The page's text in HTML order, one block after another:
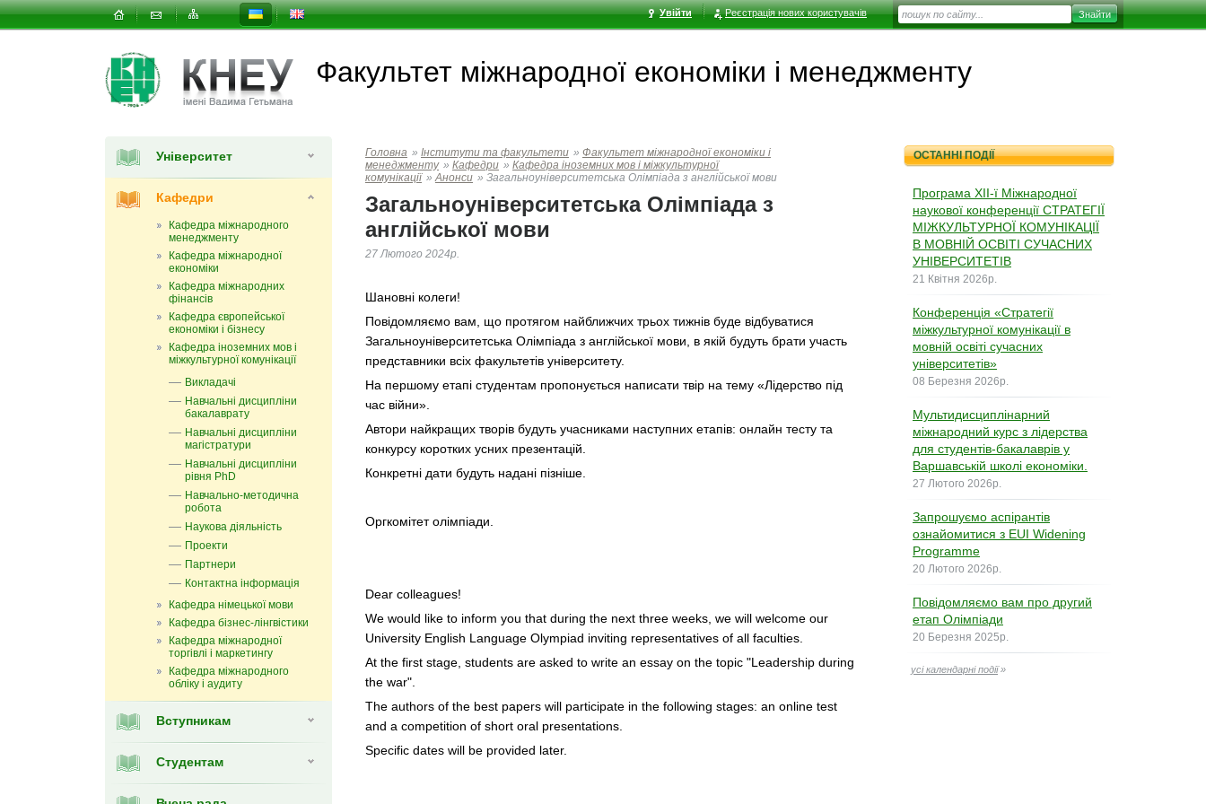
Увійти Реєстрація нових користувачів
Факультет мiжнародної економiки i менеджменту
Університет
Кафедри
Кафедра міжнародного
менеджменту
Кафедра міжнародної
економіки
Кафедра міжнародних
фінансів
Кафедра європейської
економіки і бізнесу
Кафедра іноземних мов і
міжкультурної комунікації
Викладачі
Навчальні дисципліни
бакалаврату
Навчальні дисципліни
магістратури
Навчальні дисципліни
рівня PhD
Навчально-методична
робота
Наукова діяльність
Проекти
Партнери
Контактна інформація
Кафедра німецької мови
Кафедра бізнес-лінгвістики
Кафедра міжнародної
торгівлі і маркетингу
Кафедра мiжнародного
обліку і аудиту
Вступникам
Студентам
Головна » Інститути та факультети » Факультет мiжнародної економiки i
менеджменту » Кафедри » Кафедра іноземних мов і міжкультурної
комунікації » Анонси » Загальноуніверситетська Олімпіада з англійської мови
Загальноуніверситетська Олімпіада з
англійської мови
27 Лютого 2024р.
Шановні колеги!
Повідомляємо вам, що протягом найближчих трьох тижнів буде відбуватися
Загальноуніверситетська Олімпіада з англійської мови, в якій будуть брати участь
представники всіх факультетів університету.
На першому етапі студентам пропонується написати твір на тему «Лідерство під
час війни».
Автори найкращих творів будуть учасниками наступних етапів: онлайн тесту та
конкурсу коротких усних презентацій.
Конкретні дати будуть надані пізніше.
Оргкомітет олімпіади.
Dear colleagues!
We would like to inform you that during the next three weeks, we will welcome our
University English Language Olympiad inviting representatives of all faculties.
At the first stage, students are asked to write an essay on the topic "Leadership during
the war".
The authors of the best papers will participate in the following stages: an online test
and a competition of short oral presentations.
Specific dates will be provided later.
ОСТАННІ ПОДІЇ
Програма XІІ-ї Міжнародної
наукової конференції СТРАТЕГІЇ
МІЖКУЛЬТУРНОЇ КОМУНІКАЦІЇ
В МОВНІЙ ОСВІТІ СУЧАСНИХ
УНІВЕРСИТЕТІВ
21 Квітня 2026р.
Конференція «Стратегії
міжкультурної комунікації в
мовній освіті сучасних
університетів»
08 Березня 2026р.
Мультидисциплінарний
міжнародний курс з лідерства
для студентів-бакалаврів у
Варшавській школі економіки.
27 Лютого 2026р.
Запрошуємо аспірантів
ознайомитися з EUI Widening
Programme
20 Лютого 2026р.
Повідомляємо вам про другий
етап Олімпіади
20 Березня 2025р.
усі календарні події»